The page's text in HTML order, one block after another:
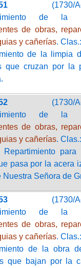
(1730/
de la
de obras,
y cañerías.
de la limpia
que cruzan por la
(1730/
de la
de obras,
y cañerías.
Repartimiento
pasa por la acera
Nuestra Señora de
(1730/
de la
de obras,
y cañerías.
de la obra
que bajan por la